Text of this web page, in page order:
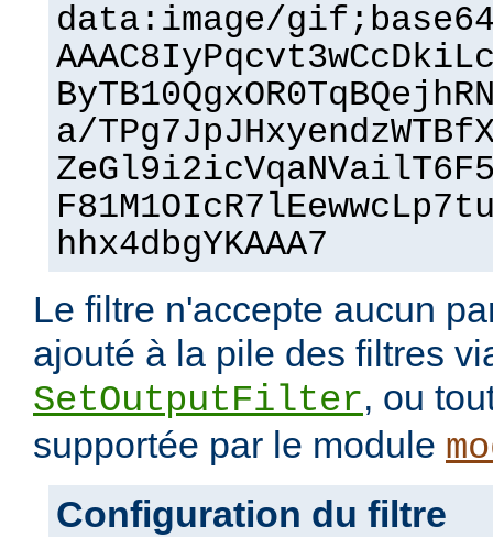
data:image/
a/
hhx4dbgYKAAA7
Le filtre n'accepte aucun
ajouté à la pile des filtres
SetOutputFilter, ou
supportée par le module
Configuration du filtre